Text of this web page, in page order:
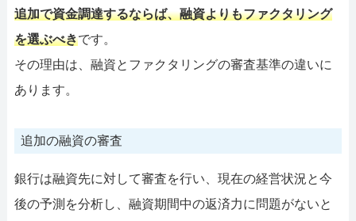
追加で資金調達するならば、融資よりもファクタリング
を選ぶべきです。
その理由は、融資とファクタリングの審査基準の違いに
あります。
追加の融資の審査
銀行は融資先に対して審査を行い、現在の経営状況と今
後の予測を分析し、融資期間中の返済力に問題がないと